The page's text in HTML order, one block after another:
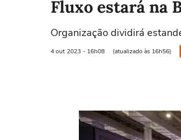
Fluxo estará na
Organização dividirá
4 out 2023 - 16h08 (atualizado às 16h56)